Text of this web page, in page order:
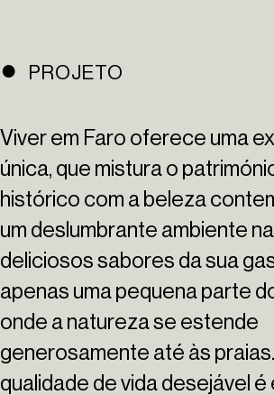
PROJETO
Viver em Faro oferece uma
única, que mistura o
histórico com a beleza
um deslumbrante ambiente
deliciosos sabores da sua
apenas uma pequena parte
onde a natureza se estende
generosamente até às
qualidade de vida desejável é